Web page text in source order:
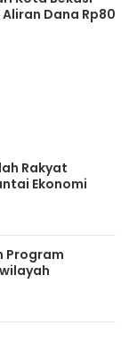
Dana Rp80
Rakyat
Ekonomi
Program